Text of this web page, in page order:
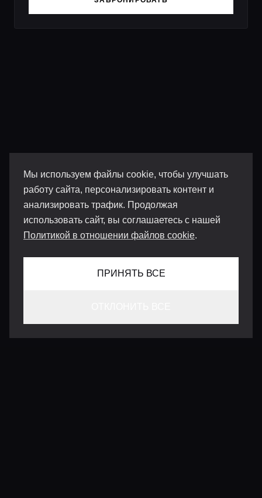
Мы используем файлы cookie, чтобы улучшать
работу сайта, персонализировать контент и
анализировать трафик. Продолжая
использовать сайт, вы соглашаетесь с нашей
Политикой в отношении файлов cookie.
ПРИНЯТЬ ВСЕ